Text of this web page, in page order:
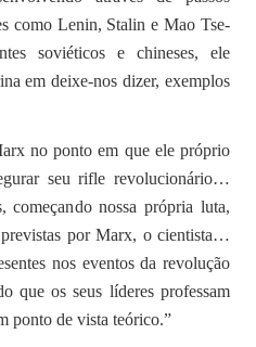
como Lenin, Stalin e Mao Tse-
soviéticos e chineses, ele
em deixe-nos dizer, exemplos
no ponto em que ele próprio
seu rifle revolucionário…
começando nossa própria luta,
previstas por Marx, o cientista…
nos eventos da revolução
que os seus líderes professam
ponto de vista teórico.”